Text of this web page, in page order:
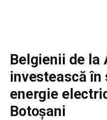
Belgienii de la
investească în
energie
Botoșani